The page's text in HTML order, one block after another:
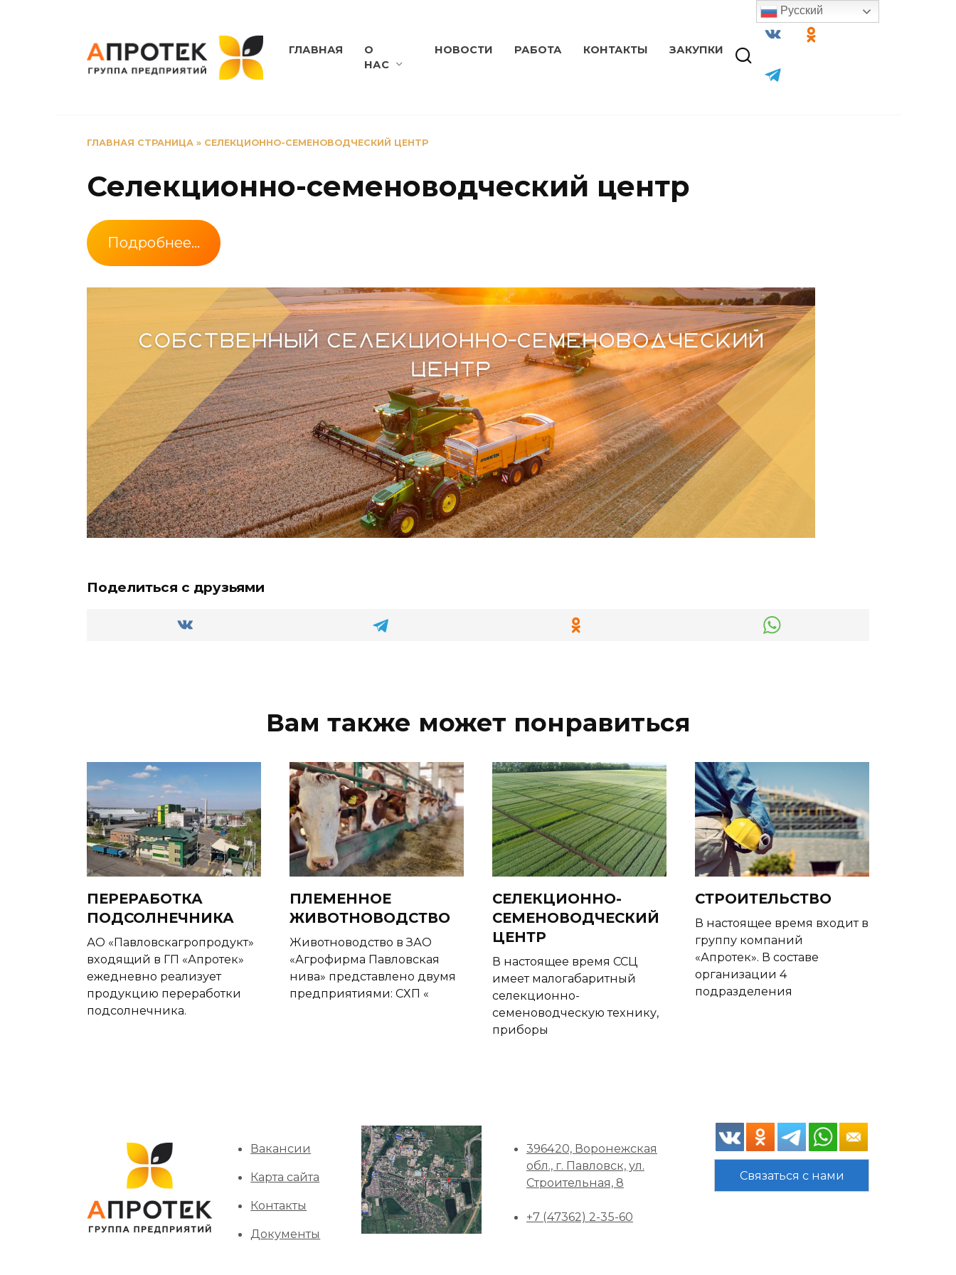
ГЛАВНАЯ
О
НАС
НОВОСТИ РАБОТА КОНТАКТЫ ЗАКУПКИ
ГЛАВНАЯ СТРАНИЦА » СЕЛЕКЦИОННО-СЕМЕНОВОДЧЕСКИЙ ЦЕНТР
Селекционно-семеноводческий центр
Подробнее…
Поделиться с друзьями
Вам также может понравиться
ПЕРЕРАБОТКА
ПОДСОЛНЕЧНИКА
АО «Павловскагропродукт»
входящий в ГП «Апротек»
ежедневно реализует
продукцию переработки
подсолнечника.
ПЛЕМЕННОЕ
ЖИВОТНОВОДСТВО
Животноводство в ЗАО
«Агрофирма Павловская
нива» представлено двумя
предприятиями: СХП «
СЕЛЕКЦИОННО-
СЕМЕНОВОДЧЕСКИЙ
ЦЕНТР
В настоящее время ССЦ
имеет малогабаритный
селекционно-
семеноводческую технику,
приборы
СТРОИТЕЛЬСТВО
В настоящее время входит в
группу компаний
«Апротек». В составе
организации 4
подразделения
Вакансии
Карта сайта
Контакты
Документы
396420, Воронежская
обл., г. Павловск, ул.
Строительная, 8
+7 (47362) 2-35-60
Связаться с нами
Русский